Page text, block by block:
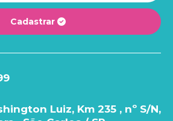
Cadastrar
Luiz, Km 235 , nº S/N,